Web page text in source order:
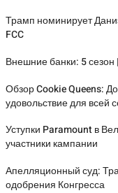
Трамп номинирует
FCC
Внешние банки: 5
Обзор Cookie Queens:
удовольствие для всей
Уступки Paramount в
участники кампании
Апелляционный суд:
одобрения Конгресса